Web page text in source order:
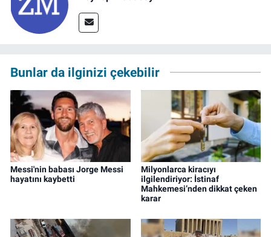
Bunlar da ilginizi çekebilir
Messi'nin babası Jorge Messi
hayatını kaybetti
Milyonlarca kiracıyı
ilgilendiriyor: İstinaf
Mahkemesi’nden dikkat çeken
karar